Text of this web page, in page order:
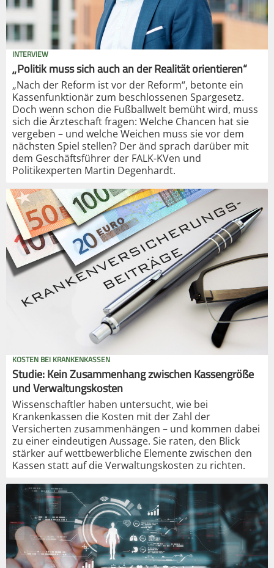
INTERVIEW
„Politik muss sich auch an der Realität orientieren“
„Nach der Reform ist vor der Reform“, betonte ein
Kassenfunktionär zum beschlossenen Spargesetz.
Doch wenn schon die Fußballwelt bemüht wird, muss
sich die Ärzteschaft fragen: Welche Chancen hat sie
vergeben – und welche Weichen muss sie vor dem
nächsten Spiel stellen? Der änd sprach darüber mit
dem Geschäftsführer der FALK-KVen und
Politikexperten Martin Degenhardt.
KOSTEN BEI KRANKENKASSEN
Studie: Kein Zusammenhang zwischen Kassengröße
und Verwaltungskosten
Wissenschaftler haben untersucht, wie bei
Krankenkassen die Kosten mit der Zahl der
Versicherten zusammenhängen – und kommen dabei
zu einer eindeutigen Aussage. Sie raten, den Blick
stärker auf wettbewerbliche Elemente zwischen den
Kassen statt auf die Verwaltungskosten zu richten.